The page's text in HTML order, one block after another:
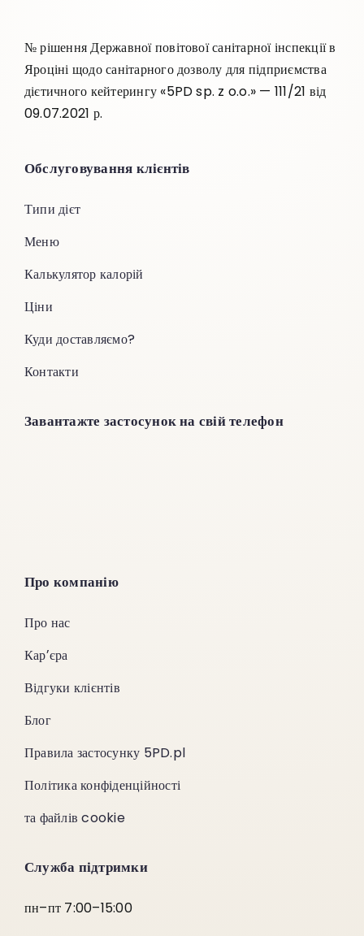
№ рішення Державної повітової санітарної інспекції в
Яроціні щодо санітарного дозволу для підприємства
дієтичного кейтерингу «5PD sp. z o.o.» — 111/21 від
09.07.2021 р.
Обслуговування клієнтів
Типи дієт
Меню
Калькулятор калорій
Ціни
Куди доставляємо?
Контакти
Завантажте застосунок на свій телефон
Про компанію
Про нас
Карʼєра
Відгуки клієнтів
Блог
Правила застосунку 5PD.pl
Політика конфіденційності
та файлів cookie
Служба підтримки
пн–пт 7:00–15:00